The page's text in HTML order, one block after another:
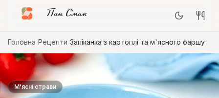
Пан Смак
Головна Рецепти Запіканка з картоплі та м'ясного фаршу
М'ясні страви